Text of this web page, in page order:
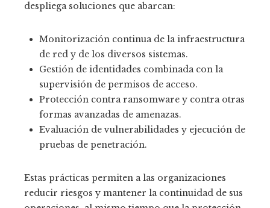
despliega soluciones que abarcan:
Monitorización continua de la infraestructura
de red y de los diversos sistemas.
Gestión de identidades combinada con la
supervisión de permisos de acceso.
Protección contra ransomware y contra otras
formas avanzadas de amenazas.
Evaluación de vulnerabilidades y ejecución de
pruebas de penetración.
Estas prácticas permiten a las organizaciones
reducir riesgos y mantener la continuidad de sus